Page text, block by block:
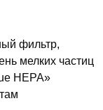
фильтр,
мелких частиц
HEPA»